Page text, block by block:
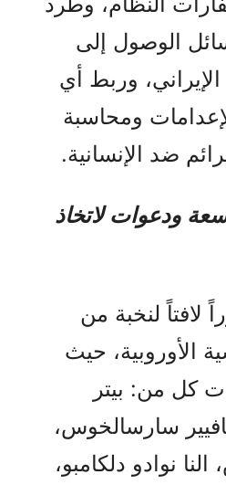
الوصول إلى
وربط أي
ومحاسبة
ضد الإنسانية.
ودعوات لاتخاذ
لافتاً لنخبة من
الأوروبية، حيث
كل من: بيتر
سارسالخوس،
نوادو دلکامبو،